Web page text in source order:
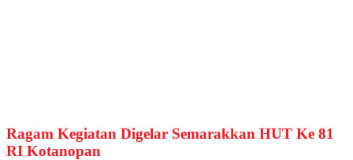
Ragam Kegiatan Digelar Semarakkan HUT Ke 81
RI Kotanopan